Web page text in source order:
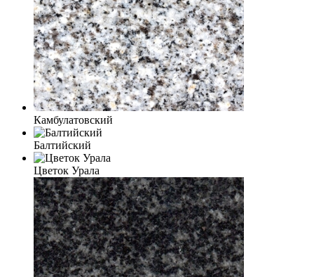
Камбулатовский
Балтийский
Цветок Урала